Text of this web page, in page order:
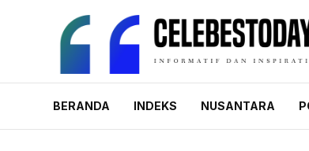
BERANDA
INDEKS NUSANTARA